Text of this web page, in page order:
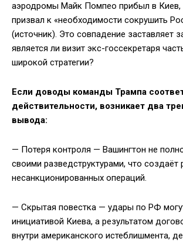
аэродромы Майк Помпео прибыл в Киев,
призвал к «необходимости сокрушить
(источник). Это совпадение заставляет
является ли визит экс-госсекретаря
широкой стратегии?
Если доводы команды Трампа
действительности, возникает два
вывода:
— Потеря контроля — Вашингтон не
своими разведструктурами, что создаёт
несанкционированных операций.
— Скрытая повестка — удары по РФ
инициативой Киева, а результатом
внутри американского истеблишмента,